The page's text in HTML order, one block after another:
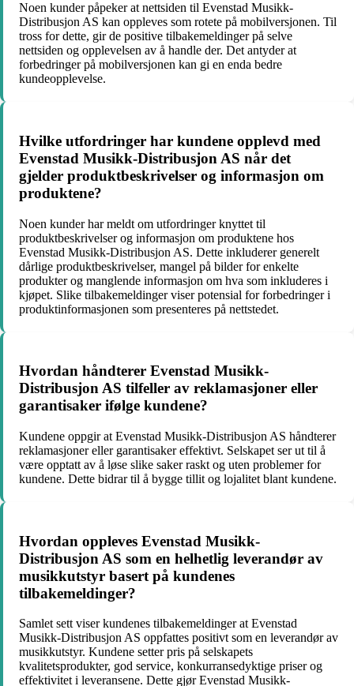
Noen kunder påpeker at nettsiden til Evenstad Musikk-
Distribusjon AS kan oppleves som rotete på mobilversjonen. Til
tross for dette, gir de positive tilbakemeldinger på selve
nettsiden og opplevelsen av å handle der. Det antyder at
forbedringer på mobilversjonen kan gi en enda bedre
kundeopplevelse.
Hvilke utfordringer har kundene opplevd med
Evenstad Musikk-Distribusjon AS når det
gjelder produktbeskrivelser og informasjon om
produktene?
Noen kunder har meldt om utfordringer knyttet til
produktbeskrivelser og informasjon om produktene hos
Evenstad Musikk-Distribusjon AS. Dette inkluderer generelt
dårlige produktbeskrivelser, mangel på bilder for enkelte
produkter og manglende informasjon om hva som inkluderes i
kjøpet. Slike tilbakemeldinger viser potensial for forbedringer i
produktinformasjonen som presenteres på nettstedet.
Hvordan håndterer Evenstad Musikk-
Distribusjon AS tilfeller av reklamasjoner eller
garantisaker ifølge kundene?
Kundene oppgir at Evenstad Musikk-Distribusjon AS håndterer
reklamasjoner eller garantisaker effektivt. Selskapet ser ut til å
være opptatt av å løse slike saker raskt og uten problemer for
kundene. Dette bidrar til å bygge tillit og lojalitet blant kundene.
Hvordan oppleves Evenstad Musikk-
Distribusjon AS som en helhetlig leverandør av
musikkutstyr basert på kundenes
tilbakemeldinger?
Samlet sett viser kundenes tilbakemeldinger at Evenstad
Musikk-Distribusjon AS oppfattes positivt som en leverandør av
musikkutstyr. Kundene setter pris på selskapets
kvalitetsprodukter, god service, konkurransedyktige priser og
effektivitet i leveransene. Dette gjør Evenstad Musikk-